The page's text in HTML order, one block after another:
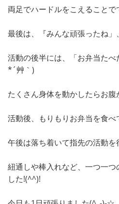
両足でハードルをこえることで
最後は、『みんな頑張ったね」
活動の後半には、「お弁当た
*´艸｀)
たくさん身体を動かしたらお腹
活動後、もりもりお弁当を食べ
午後は落ち着いて指先の活動
紐通しや棒入れなど、一つ一つ
した!(^^)!